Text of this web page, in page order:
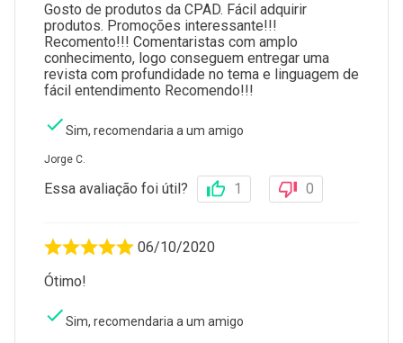
Gosto de produtos da CPAD. Fácil adquirir
produtos. Promoções interessante!!!
Recomento!!! Comentaristas com amplo
conhecimento, logo conseguem entregar uma
revista com profundidade no tema e linguagem de
fácil entendimento Recomendo!!!
Sim, recomendaria a um amigo
Jorge C.
Essa avaliação foi útil? 1 0
06/10/2020
Ótimo!
Sim, recomendaria a um amigo